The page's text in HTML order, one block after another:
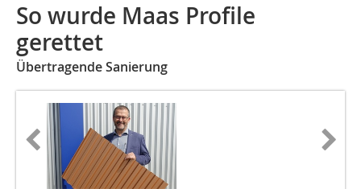
So wurde Maas Profile
gerettet
Übertragende Sanierung